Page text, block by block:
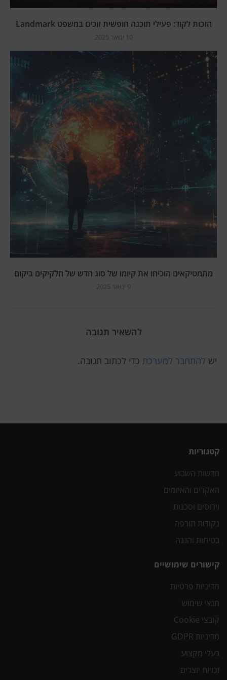
הזכות לקוד: פעילי תוכנה חופשית זוכים במשפט Landmark
10 ינואר 2025
מתמטיקאים הוכיחו את קיומו של סוג חדש של חלקיקים ביקום
9 ינואר 2025
להשאיר תגובה
יש להתחבר למערכת כדי לכתוב תגובה.
קטגוריות
חדשות השבוע
האקרים והאיומים
וירוסים וסכנות
נקודות תורפה
בטיחות והגנה
קישורים שימושיים
מדיניות פרטיות
תנאי שימוש
קובצי Cookie
מדיניות GDPR
בעלי מקצוע
זכויות יוצרים